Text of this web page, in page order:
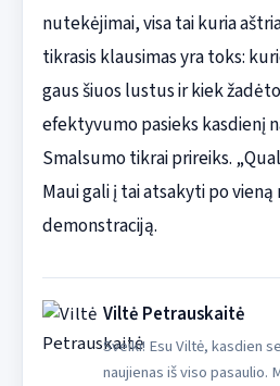
nutekėjimai, visa tai kuria
tikrasis klausimas yra toks:
gaus šiuos lustus ir kiek
efektyvumo pasieks kasdienį
Smalsumo tikrai prireiks.
Maui gali į tai atsakyti po
demonstraciją.
Viltė Petrauskaitė
Sveiki! Esu Viltė, kasdien
naujienas iš viso pasaulio.